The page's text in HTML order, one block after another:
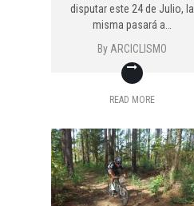
disputar este 24 de Julio, la
misma pasará a…
By ARCICLISMO
READ MORE